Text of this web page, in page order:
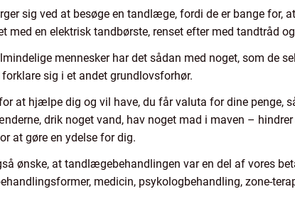
sig ved at besøge en tandlæge, fordi de er bange for,
med en elektrisk tandbørste, renset efter med tandtråd
mennesker har det sådan med noget, som de
sig i et andet grundlovsforhør.
at hjælpe dig og vil have, du får valuta for dine penge,
drik noget vand, hav noget mad i maven –
at gøre en ydelse for dig.
ønske, at tandlægebehandlingen var en del af vores
medicin, psykologbehandling, zone-